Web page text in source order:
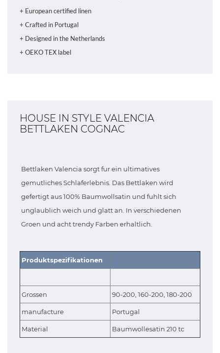
+ European certified linen
+ Crafted in Portugal
+ Designed in the Netherlands
+ OEKO TEX label
HOUSE IN STYLE VALENCIA
BETTLAKEN COGNAC
Bettlaken Valencia sorgt fur ein ultimatives
gemutliches Schlaferlebnis. Das Bettlaken wird
gefertigt aus 100% Baumwollsatin und fuhlt sich
unglaublich weich und glatt an. In verschiedenen
Groen und acht trendy Farben erhaltlich.
Produktspezifikationen
Grossen 90-200, 160-200, 180-200
manufacture Portugal
Material Baumwollesatin 210 tc